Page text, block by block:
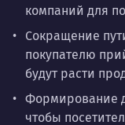
компаний для
Сокращение
покупателю
будут расти
Формирование
чтобы